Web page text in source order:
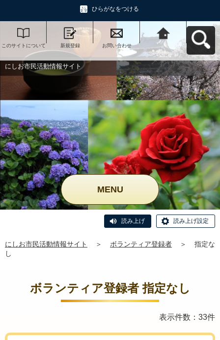
ひらがなをつける
このサイトについて 新規登録 お問い合わせ
にしお市民活動情報
サイトへ戻る
にしお市民活動情報サイト
MENU
読み上げ 読み上げ設定
にしお市民活動情報サイト ＞ ボランティア登録者 ＞
指定な
し
ボランティア登録者 指定なし
表示件数：33件